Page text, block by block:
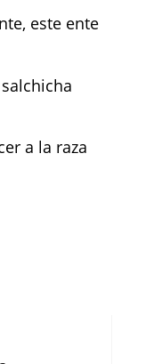
este ente
a la raza